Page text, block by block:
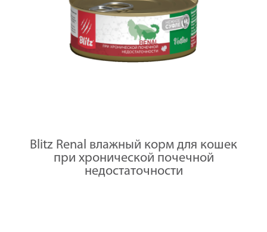
Blitz Renal влажный корм для кошек
при хронической почечной
недостаточности